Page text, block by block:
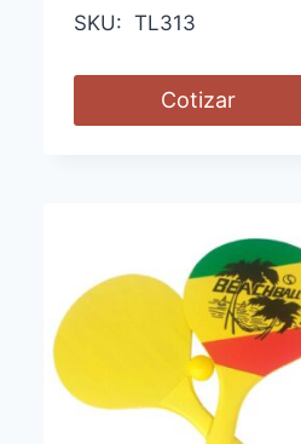
SKU: TL313
Cotizar